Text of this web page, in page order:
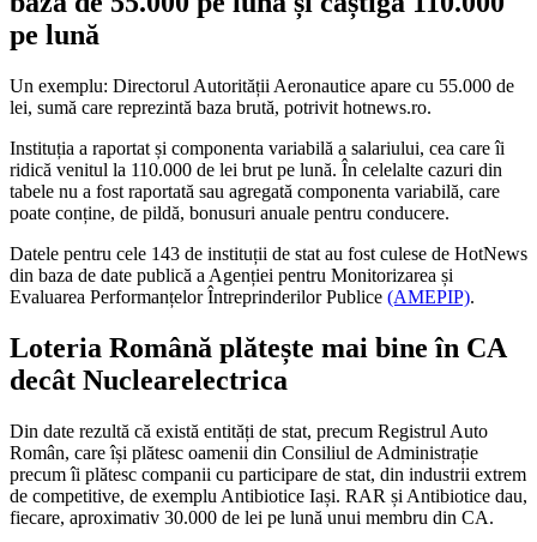
pe lună
Un exemplu: Directorul Autorității Aeronautice apare cu 55.000 de
lei, sumă care reprezintă baza brută, potrivit hotnews.ro.
Instituția a raportat și componenta variabilă a salariului, cea care îi
ridică venitul la 110.000 de lei brut pe lună. În celelalte cazuri din
tabele nu a fost raportată sau agregată componenta variabilă, care
poate conține, de pildă, bonusuri anuale pentru conducere.
Datele pentru cele 143 de instituții de stat au fost culese de HotNews
din baza de date publică a Agenției pentru Monitorizarea și
Evaluarea Performanțelor Întreprinderilor Publice (AMEPIP).
Loteria Română plătește mai bine în CA
decât Nuclearelectrica
Din date rezultă că există entități de stat, precum Registrul Auto
Român, care își plătesc oamenii din Consiliul de Administrație
precum îi plătesc companii cu participare de stat, din industrii extrem
de competitive, de exemplu Antibiotice Iași. RAR și Antibiotice dau,
fiecare, aproximativ 30.000 de lei pe lună unui membru din CA.